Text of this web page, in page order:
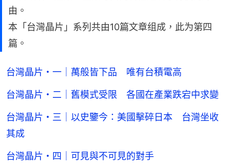
由。
本「台灣晶片」系列共由10篇文章组成，此为第四
篇。
台灣晶片・一｜萬般皆下品 唯有台積電高
台灣晶片・二｜舊模式受限 各國在產業跌宕中求變
台灣晶片・三｜以史鑒今：美國擊碎日本 台灣坐收
其成
台灣晶片・四｜可見與不可見的對手